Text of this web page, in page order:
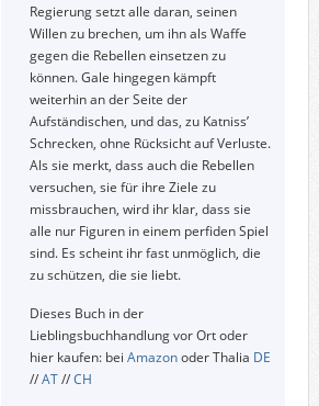
Regierung setzt alle daran, seinen
Willen zu brechen, um ihn als Waffe
gegen die Rebellen einsetzen zu
können. Gale hingegen kämpft
weiterhin an der Seite der
Aufständischen, und das, zu Katniss’
Schrecken, ohne Rücksicht auf Verluste.
Als sie merkt, dass auch die Rebellen
versuchen, sie für ihre Ziele zu
missbrauchen, wird ihr klar, dass sie
alle nur Figuren in einem perfiden Spiel
sind. Es scheint ihr fast unmöglich, die
zu schützen, die sie liebt.
Dieses Buch in der
Lieblingsbuchhandlung vor Ort oder
hier kaufen: bei Amazonoder Thalia DE
//AT//CH